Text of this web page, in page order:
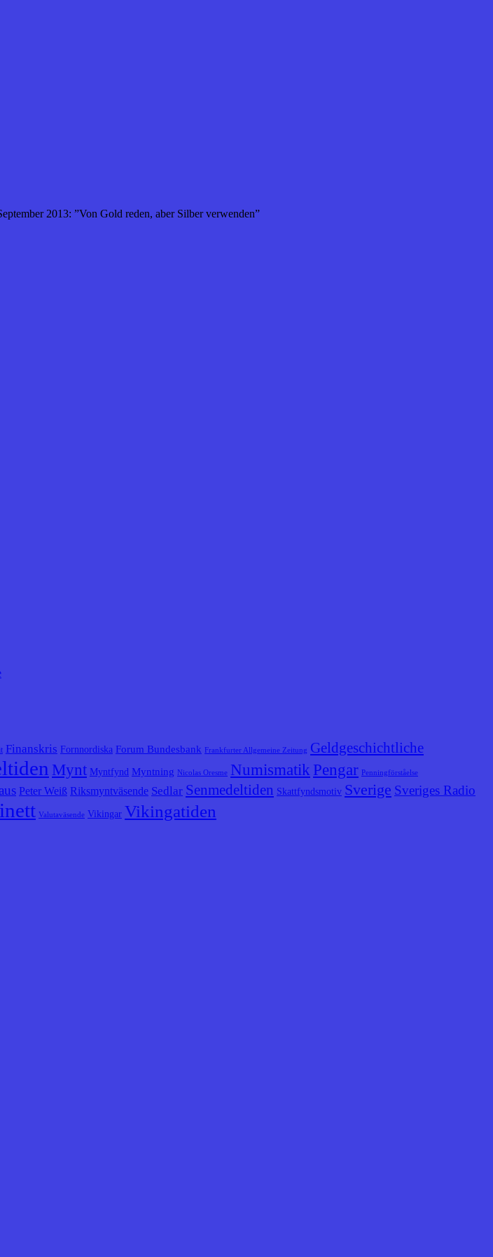
2013: ”Von Gold reden, aber Silber verwenden”
Finanskris Fornnordiska Forum Bundesbank Frankfurter Allgemeine Zeitung Geldgeschichtliche
Mynt Myntfynd Myntning Nicolas Oresme Numismatik Pengar Penningförståelse
Peter Weiß Riksmyntväsende Sedlar Senmedeltiden Skattfyndsmotiv Sverige Sveriges Radio
Valutaväsende Vikingar Vikingatiden